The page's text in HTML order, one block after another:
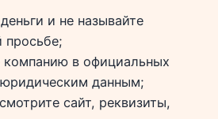
и не называйте
просьбе;
в официальных
данным;
сайт, реквизиты,